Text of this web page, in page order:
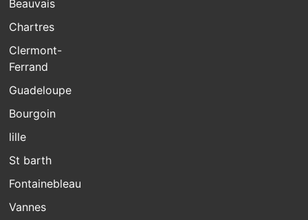
Beauvais
Chartres
Clermont-
Ferrand
Guadeloupe
Bourgoin
lille
St barth
Fontainebleau
Vannes